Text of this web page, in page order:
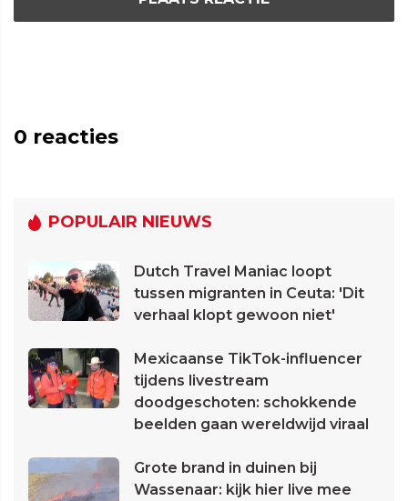
0 reacties
POPULAIR NIEUWS
Dutch Travel Maniac loopt
tussen migranten in Ceuta: 'Dit
verhaal klopt gewoon niet'
Mexicaanse TikTok-influencer
tijdens livestream
doodgeschoten: schokkende
beelden gaan wereldwijd viraal
Grote brand in duinen bij
Wassenaar: kijk hier live mee